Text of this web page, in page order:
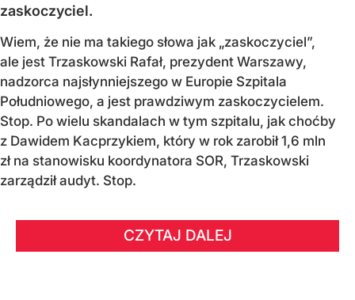
zaskoczyciel.
Wiem, że nie ma takiego słowa jak „zaskoczyciel”,
ale jest Trzaskowski Rafał, prezydent Warszawy,
nadzorca najsłynniejszego w Europie Szpitala
Południowego, a jest prawdziwym zaskoczycielem.
Stop. Po wielu skandalach w tym szpitalu, jak choćby
z Dawidem Kacprzykiem, który w rok zarobił 1,6 mln
zł na stanowisku koordynatora SOR, Trzaskowski
zarządził audyt. Stop.
CZYTAJ DALEJ